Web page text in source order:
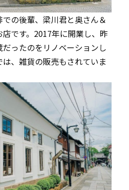
の後輩、梁川君と奥さん＆
です。2017年に開業し、昨
ったのをリノベーションし
、雑貨の販売もされていま